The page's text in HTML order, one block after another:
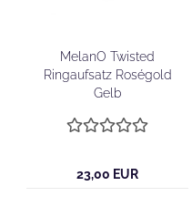
MelanO Twisted
Ringaufsatz Roségold
Gelb
23,00 EUR